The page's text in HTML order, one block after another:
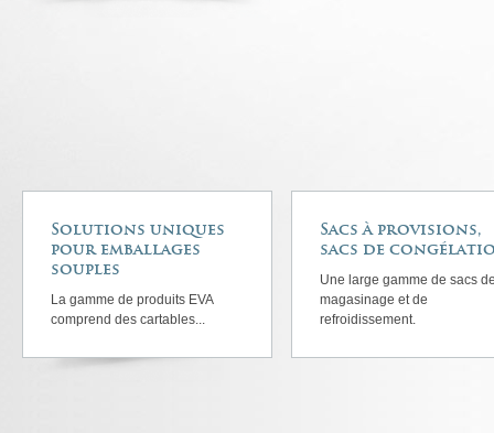
Solutions uniques
pour emballages
souples
La gamme de produits EVA
comprend des cartables...
Sacs à provisions,
sacs de
Une large gamme de sacs
magasinage et de
refroidissement.